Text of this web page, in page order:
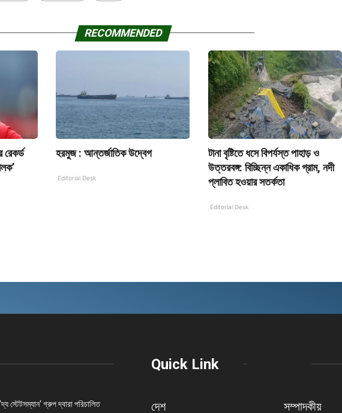
RECOMMENDED
রেকর্ড
হরমুজ : আন্তর্জাতিক উদ্বেগ
Editorial Desk
টানা বৃষ্টিতে ধসে বিপর্যস্ত পাহাড় ও
উত্তরবঙ্গ: বিচ্ছিন্ন একাধিক গ্রাম, নদী
প্লাবিত হওয়ার সতর্কতা
Editorial Desk
স্টেটসম্যান' গ্রুপ দ্বারা পরিচালিত
Quick Link
দেশ সম্পাদকীয়